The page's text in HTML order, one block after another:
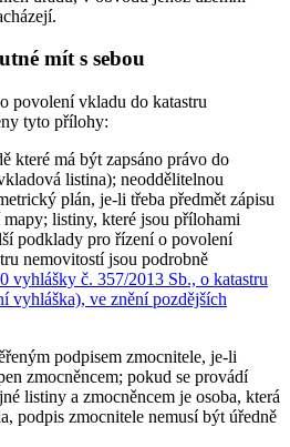
mít s sebou
povolení vkladu do katastru
tyto přílohy:
které má být zapsáno právo do
listina); neoddělitelnou
plán, je-li třeba předmět zápisu
listiny, které jsou přílohami
podklady pro řízení o povolení
nemovitostí jsou podrobně
vyhlášky č. 357/2013 Sb., o katastru
vyhláška), ve znění pozdějších
podpisem zmocnitele, je-li
zmocněncem; pokud se provádí
listiny a zmocněncem je osoba, která
podpis zmocnitele nemusí být úředně